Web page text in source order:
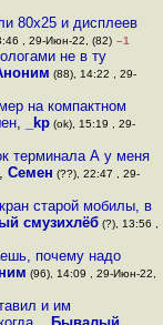
80x25 и дисплеев
, 29-Июн-22, (82) –1
не в ту
(88), 14:22 , 29-
на компактном
, _kp (ok), 15:19 , 29-
терминала А у меня
Семен (??), 22:47 , 29-
старой мобилы, в
смузихлёб(?), 13:56 ,
почему надо
(96), 14:09 , 29-Июн-22,
и им